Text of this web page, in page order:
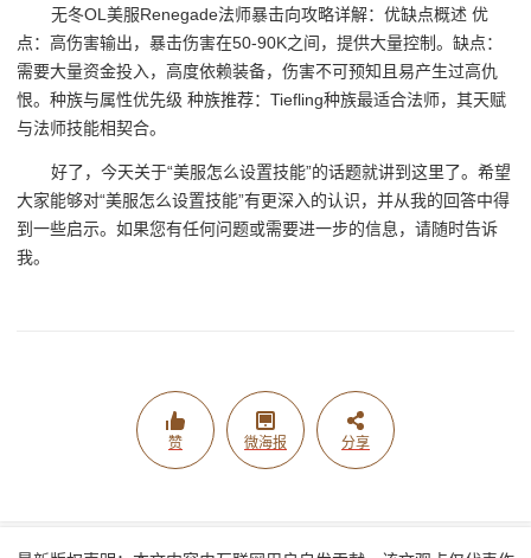
无冬OL美服Renegade法师暴击向攻略详解：优缺点概述 优
点：高伤害输出，暴击伤害在50-90K之间，提供大量控制。缺点：
需要大量资金投入，高度依赖装备，伤害不可预知且易产生过高仇
恨。种族与属性优先级 种族推荐：Tiefling种族最适合法师，其天赋
与法师技能相契合。
好了，今天关于“美服怎么设置技能”的话题就讲到这里了。希望
大家能够对“美服怎么设置技能”有更深入的认识，并从我的回答中得
到一些启示。如果您有任何问题或需要进一步的信息，请随时告诉
我。
赞 微海报 分享